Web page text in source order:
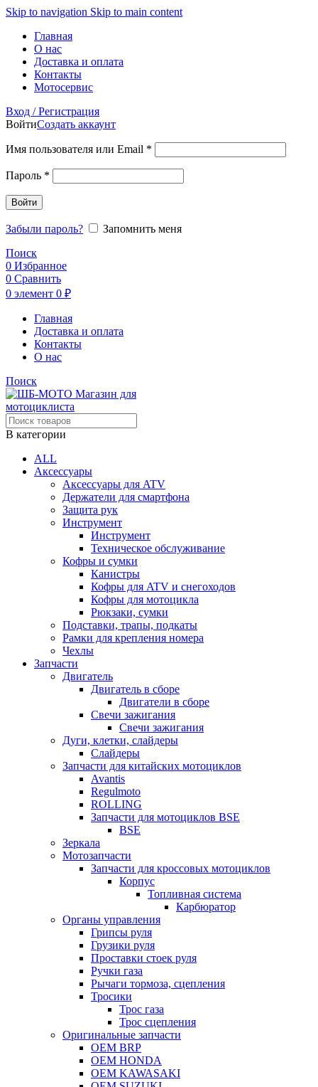
Skip to navigation Skip to main content
Главная
О нас
Доставка и оплата
Контакты
Мотосервис
Вход / Регистрация
ВойтиСоздать аккаунт
Имя пользователя или Email *
Пароль *
Войти
Забыли пароль?
Запомнить меня
Поиск
0 Избранное
0 Сравнить
0 элемент 0 ₽
Главная
Доставка и оплата
Контакты
О нас
Поиск
В категории
ALL
Аксессуары
Аксессуары для ATV
Держатели для смартфона
Защита рук
Инструмент
Инструмент
Техническое обслуживание
Кофры и сумки
Канистры
Кофры для ATV и снегоходов
Кофры для мотоцикла
Рюкзаки, сумки
Подставки, трапы, подкаты
Рамки для крепления номера
Чехлы
Запчасти
Двигатель
Двигатель в сборе
Двигатели в сборе
Свечи зажигания
Свечи зажигания
Дуги, клетки, слайдеры
Слайдеры
Запчасти для китайских мотоциклов
Avantis
Regulmoto
ROLLING
Запчасти для мотоциклов BSE
BSE
Зеркала
Мотозапчасти
Запчасти для кроссовых мотоциклов
Корпус
Топливная система
Карбюратор
Органы управления
Грипсы руля
Грузики руля
Проставки стоек руля
Ручки газа
Рычаги тормоза, сцепления
Тросики
Трос газа
Трос сцепления
Оригинальные запчасти
OEM BRP
OEM HONDA
OEM KAWASAKI